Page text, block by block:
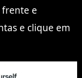
e
e clique em